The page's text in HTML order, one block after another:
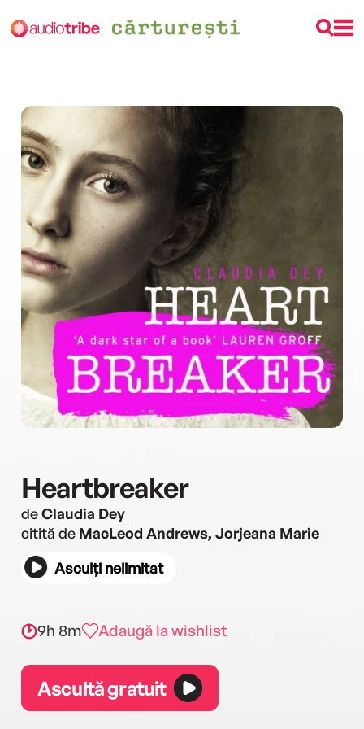
Heartbreaker
deClaudia Dey
citită de MacLeod Andrews, Jorjeana Marie
Asculți nelimitat
9h 8m Adaugă la wishlist
Ascultă gratuit